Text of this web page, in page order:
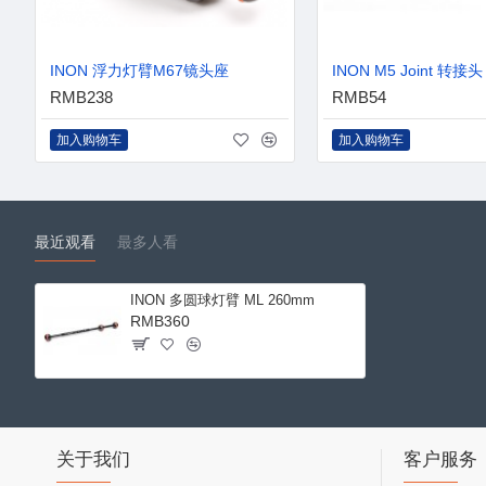
INON 浮力灯臂M67镜头座
RMB238
加入购物车
INON M5 Joint 转接头
RMB54
加入购物车
最近观看 最多人看
INON 多圆球灯臂 ML 260mm
RMB360
关于我们 客户服务